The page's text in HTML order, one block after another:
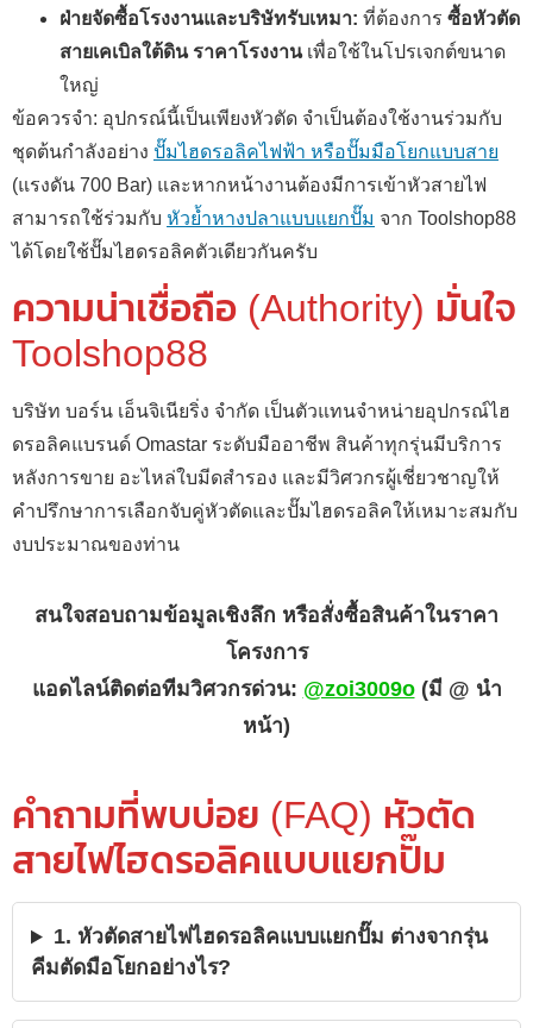
ฝ่ายจัดซื้อโรงงานและบริษัทรับเหมา: ที่ต้องการ ซื้อหัวตัด
สายเคเบิลใต้ดิน ราคาโรงงานเพื่อใช้ในโปรเจกต์ขนาด
ใหญ่
ข้อควรจำ: อุปกรณ์นี้เป็นเพียงหัวตัด จำเป็นต้องใช้งานร่วมกับ
ชุดต้นกำลังอย่าง ปั๊มไฮดรอลิคไฟฟ้า หรือปั๊มมือโยกแบบสาย
(แรงดัน 700 Bar) และหากหน้างานต้องมีการเข้าหัวสายไฟ
สามารถใช้ร่วมกับ หัวย้ำหางปลาแบบแยกปั๊ม จาก Toolshop88
ได้โดยใช้ปั๊มไฮดรอลิคตัวเดียวกันครับ
ความน่าเชื่อถือ (Authority) มั่นใจ
Toolshop88
บริษัท บอร์น เอ็นจิเนียริ่ง จำกัด เป็นตัวแทนจำหน่ายอุปกรณ์ไฮ
ดรอลิคแบรนด์ Omastar ระดับมืออาชีพ สินค้าทุกรุ่นมีบริการ
หลังการขาย อะไหล่ใบมีดสำรอง และมีวิศวกรผู้เชี่ยวชาญให้
คำปรึกษาการเลือกจับคู่หัวตัดและปั๊มไฮดรอลิคให้เหมาะสมกับ
งบประมาณของท่าน
สนใจสอบถามข้อมูลเชิงลึก หรือสั่งซื้อสินค้าในราคา
โครงการ
แอดไลน์ติดต่อทีมวิศวกรด่วน: @zoi3009o(มี @ นำ
หน้า)
คำถามที่พบบ่อย (FAQ) หัวตัด
สายไฟไฮดรอลิคแบบแยกปั๊ม
1. หัวตัดสายไฟไฮดรอลิคแบบแยกปั๊ม ต่างจากรุ่น
คีมตัดมือโยกอย่างไร?